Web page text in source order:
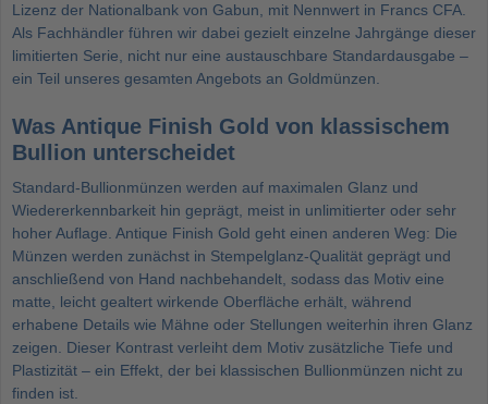
Lizenz der Nationalbank von Gabun, mit Nennwert in Francs CFA.
Als Fachhändler führen wir dabei gezielt einzelne Jahrgänge dieser
limitierten Serie, nicht nur eine austauschbare Standardausgabe –
ein Teil unseres gesamten Angebots an Goldmünzen
Was Antique Finish Gold von klassischem
Bullion unterscheidet
Standard-Bullionmünzen werden auf maximalen Glanz und
Wiedererkennbarkeit hin geprägt, meist in unlimitierter oder sehr
hoher Auflage. Antique Finish Gold geht einen anderen Weg: Die
Münzen werden zunächst in Stempelglanz-Qualität geprägt und
anschließend von Hand nachbehandelt, sodass das Motiv eine
matte, leicht gealtert wirkende Oberfläche erhält, während
erhabene Details wie Mähne oder Stellungen weiterhin ihren Glanz
zeigen. Dieser Kontrast verleiht dem Motiv zusätzliche Tiefe und
Plastizität – ein Effekt, der bei klassischen Bullionmünzen nicht zu
finden ist.